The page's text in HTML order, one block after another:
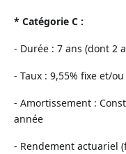
* Catégorie C :
- Durée : 7 ans (dont 2
- Taux : 9,55% fixe et/
- Amortissement :
année
- Rendement actuariel